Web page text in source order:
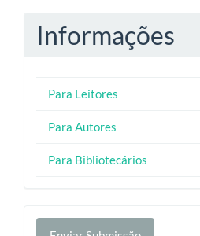
Informações
Para Leitores
Para Autores
Para Bibliotecários
Enviar